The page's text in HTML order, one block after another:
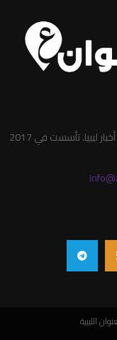
صحيفة العنوان الليبية صحيفة إلكترونية تعني بنشر أخبار ليبيا. تأسست في 2017
الليبية